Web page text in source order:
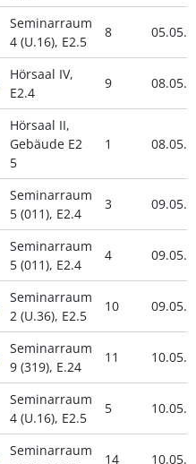
Seminarraum
4 (U.16), E2.5
8
Hörsaal IV,
E2.4
9
Hörsaal II,
Gebäude E2
5
1
Seminarraum
5 (011), E2.4
3
Seminarraum
5 (011), E2.4
4
Seminarraum
2 (U.36), E2.5
10
Seminarraum
9 (319), E.24
11
Seminarraum
4 (U.16), E2.5
5
Seminarraum
14